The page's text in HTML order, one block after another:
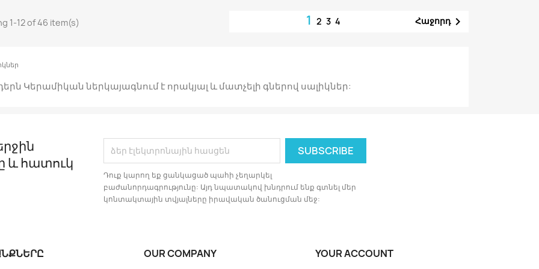
1-12 of 46 item(s) 1234 Հաջորդ
Կերամիկան ներկայագնում է որակյալ և մատչելի գներով սալիկներ:
և հատուկ
Դուք կարող եք ցանկացած պահի չեղարկել
բաժանորդագրությունը: Այդ նպատակով խնդրում ենք գտնել մեր
կոնտակտային տվյալները իրավական ծանուցման մեջ:
OUR COMPANY YOUR ACCOUNT